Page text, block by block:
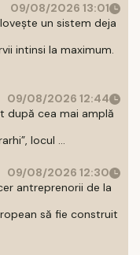
09/08/2026 13:01
un sistem deja
intinsi la maximum.
09/08/2026 12:44
după cea mai amplă
locul ...
09/08/2026 12:30
antreprenorii de la
să fie construit